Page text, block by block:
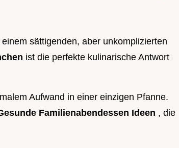
sättigenden, aber unkomplizierten
ist die perfekte kulinarische Antwort
Aufwand in einer einzigen Pfanne.
Familienabendessen Ideen , die